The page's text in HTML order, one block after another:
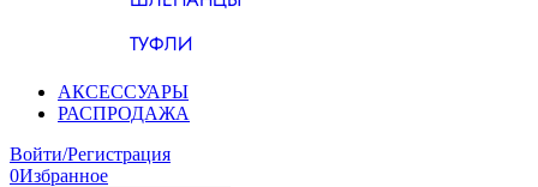
ТУФЛИ
АКСЕССУАРЫ
РАСПРОДАЖА
Войти/Регистрация
0Избранное